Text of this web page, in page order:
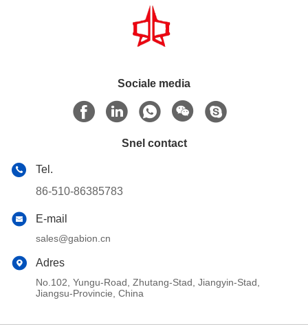
Sociale media
Snel contact
Tel.
86-510-86385783
E-mail
sales@gabion.cn
Adres
No.102, Yungu-Road, Zhutang-Stad, Jiangyin-Stad,
Jiangsu-Provincie, China